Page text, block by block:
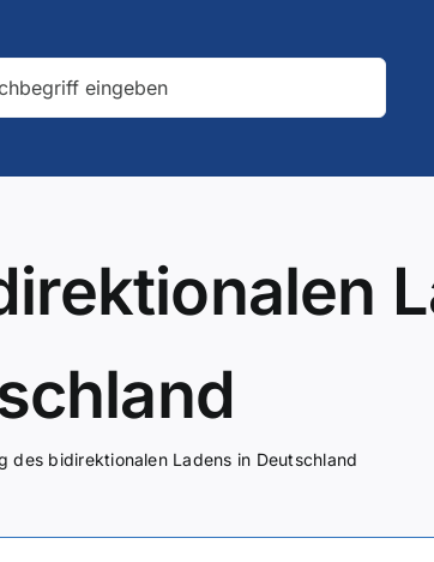
des bidirektionalen Ladens in Deutschland